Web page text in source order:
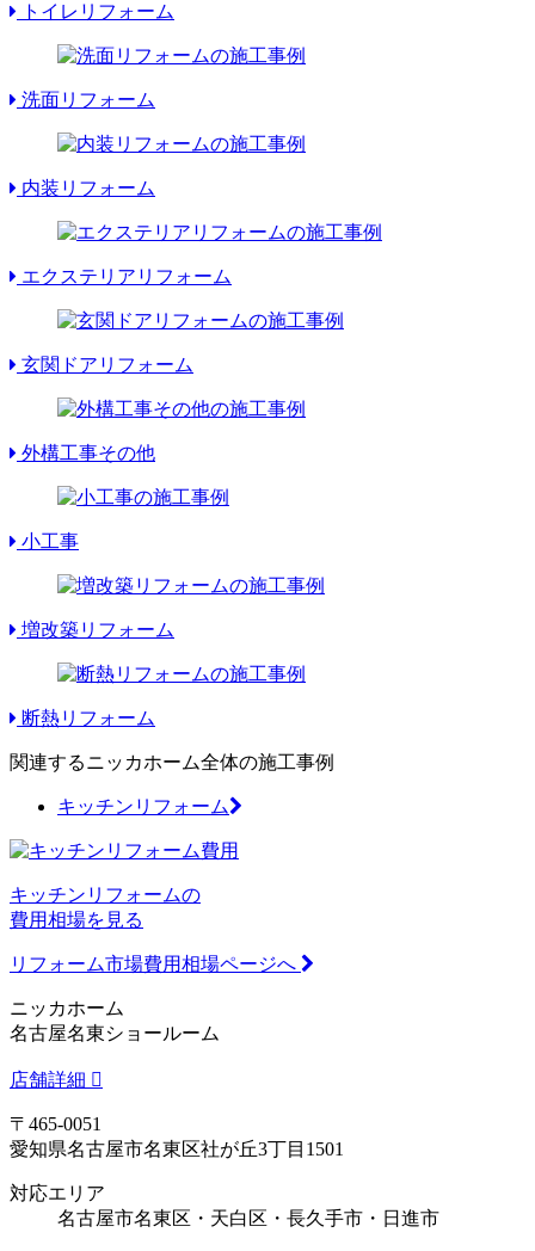
トイレリフォーム
洗面リフォーム
内装リフォーム
エクステリアリフォーム
玄関ドアリフォーム
外構工事その他
小工事
増改築リフォーム
断熱リフォーム
関連するニッカホーム全体の施工事例
キッチンリフォーム
キッチンリフォームの
費用相場を見る
リフォーム市場費用相場ページへ
ニッカホーム
名古屋名東ショールーム
店舗詳細
〒465-0051
愛知県名古屋市名東区社が丘3丁目1501
対応エリア
名古屋市名東区・天白区・長久手市・日進市